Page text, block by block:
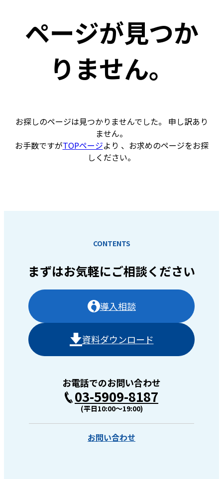
ページが見つか
りません。
お探しのページは見つかりませんでした。 申し訳あり
ません。
お手数ですがTOPページより 、お求めのページをお探
しください。
CONTENTS
まずはお気軽にご相談ください
導入相談
資料ダウンロード
お電話でのお問い合わせ
03-5909-8187
(平日10:00〜19:00)
お問い合わせ